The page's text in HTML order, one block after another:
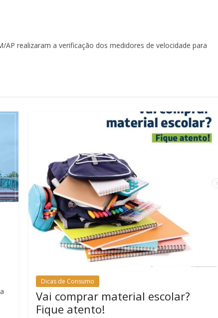
realizaram a verificação dos medidores de velocidade para
Dicas de Consumo
Vai comprar material escolar?
Fique atento!